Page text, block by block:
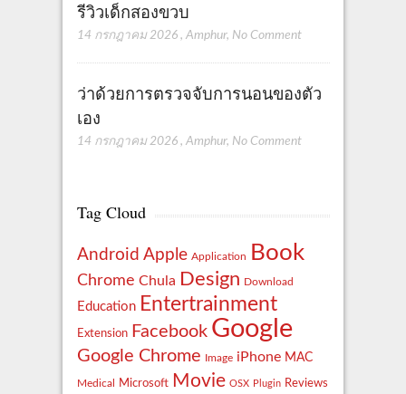
รีวิวเด็กสองขวบ
14 กรกฎาคม 2026 , Amphur, No Comment
ว่าด้วยการตรวจจับการนอนของตัว
เอง
14 กรกฎาคม 2026 , Amphur, No Comment
Tag Cloud
Android Apple Application Book
Chrome Chula Design Download
Education Entertrainment
Extension Facebook Google
Google Chrome Image iPhone MAC
Medical Microsoft Movie OSX Plugin Reviews